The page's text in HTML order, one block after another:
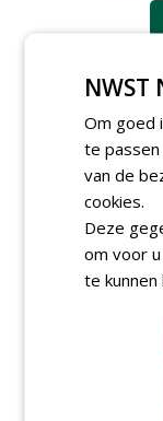
GREEN
Iedereen
plaatsen
Plaats
NWST
Om goed
te
van de
cookies.
Deze
om voor
te kunnen